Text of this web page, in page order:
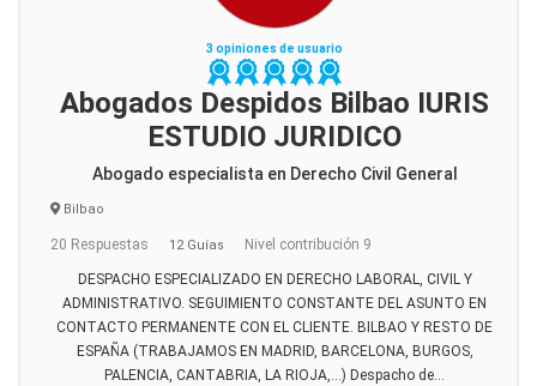
3 opiniones de usuario
Abogados Despidos Bilbao IURIS
ESTUDIO JURIDICO
Abogado especialista en Derecho Civil General
Bilbao
20 Respuestas 12 Guías Nivel contribución 9
DESPACHO ESPECIALIZADO EN DERECHO LABORAL, CIVIL Y
ADMINISTRATIVO. SEGUIMIENTO CONSTANTE DEL ASUNTO EN
CONTACTO PERMANENTE CON EL CLIENTE. BILBAO Y RESTO DE
ESPAÑA (TRABAJAMOS EN MADRID, BARCELONA, BURGOS,
PALENCIA, CANTABRIA, LA RIOJA,...) Despacho de...